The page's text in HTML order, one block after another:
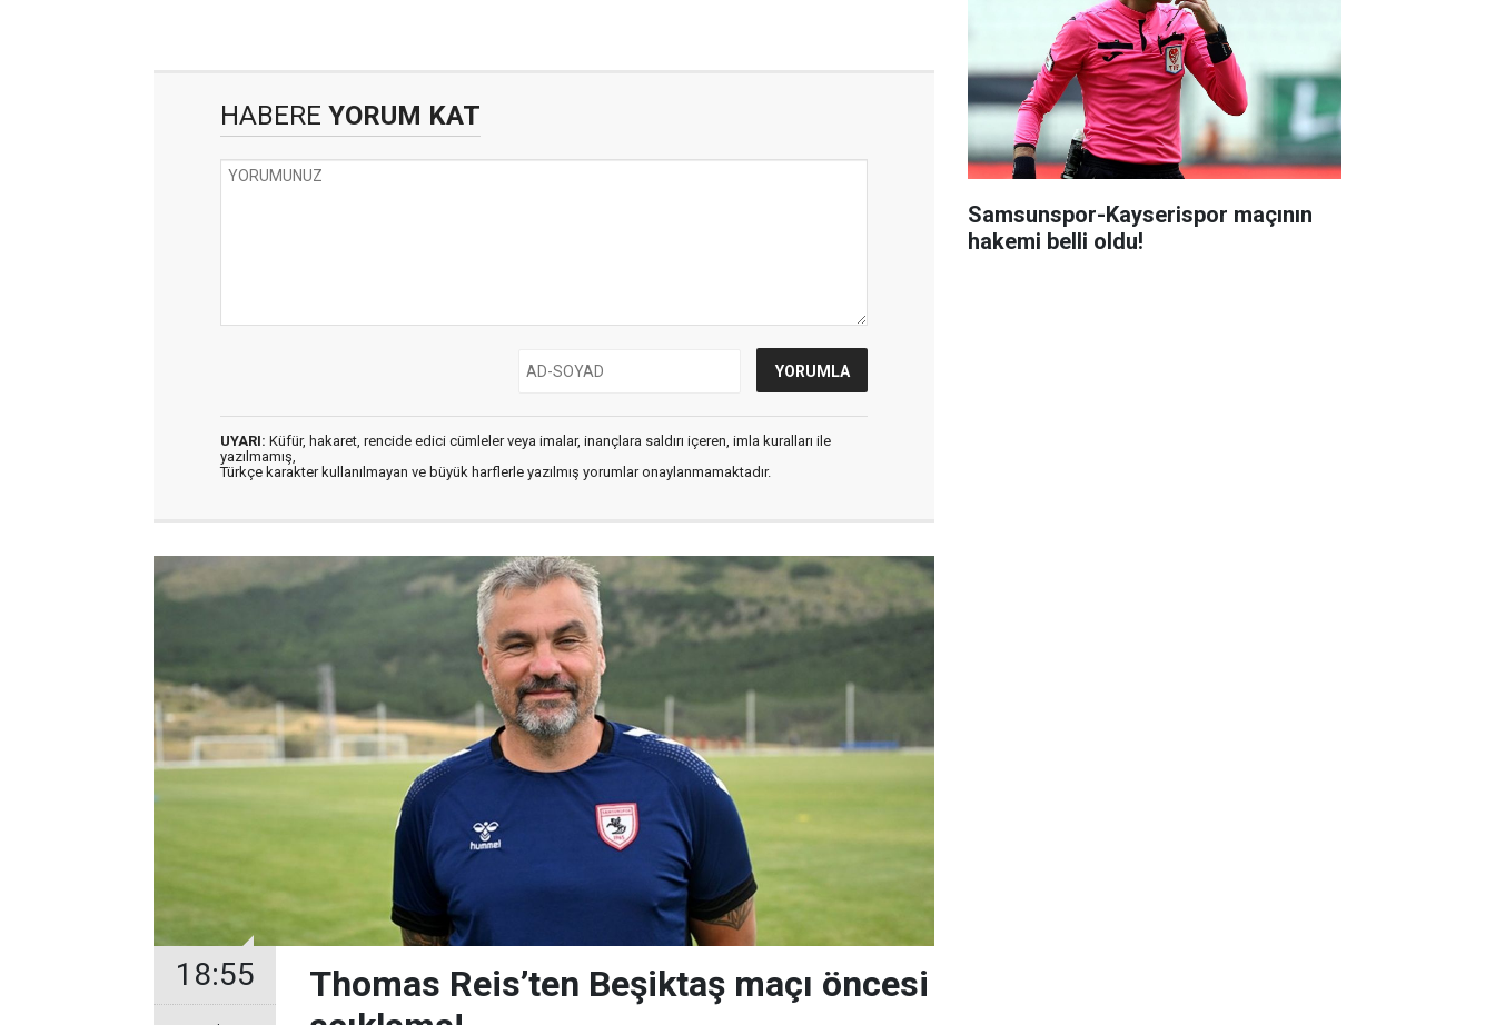
HABERE YORUM KAT
UYARI: Küfür, hakaret, rencide edici cümleler veya imalar, inançlara saldırı içeren, imla kuralları ile
yazılmamış,
Türkçe karakter kullanılmayan ve büyük harflerle yazılmış yorumlar onaylanmamaktadır.
18:55
Thomas Reis’ten Beşiktaş maçı öncesi
Samsunspor-Kayserispor maçının
hakemi belli oldu!